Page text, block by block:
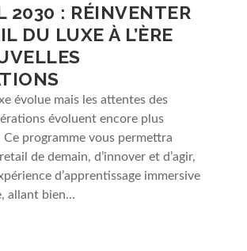
2030 : RÉINVENTER
DU LUXE À L’ÈRE
évolue mais les attentes des
évoluent encore plus
Ce programme vous permettra
de demain, d’innover et d’agir,
d’apprentissage immersive
allant bien...